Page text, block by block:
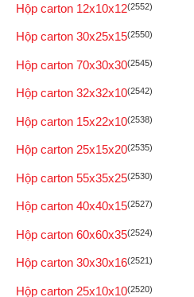
Hộp carton 12x10x12(2552)
Hộp carton 30x25x15(2550)
Hộp carton 70x30x30(2545)
Hộp carton 32x32x10(2542)
Hộp carton 15x22x10(2538)
Hộp carton 25x15x20(2535)
Hộp carton 55x35x25(2530)
Hộp carton 40x40x15(2527)
Hộp carton 60x60x35(2524)
Hộp carton 30x30x16(2521)
Hộp carton 25x10x10(2520)